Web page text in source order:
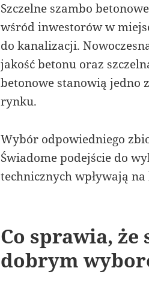
Szczelne szambo
wśród inwestorów w
do kanalizacji.
jakość betonu oraz
betonowe stanowią jedno
rynku.
Wybór odpowiedniego
Świadome podejście do
technicznych wpływają
Co sprawia,
dobrym